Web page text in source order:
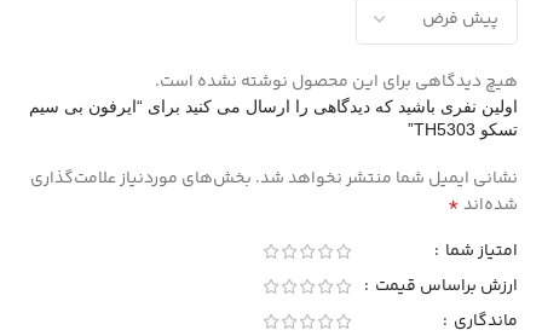
هیچ دیدگاهی برای این محصول نوشته نشده است.
اولین نفری باشید که دیدگاهی را ارسال می کنید برای “ایرفون بی سیم
تسکو TH5303”
نشانی ایمیل شما منتشر نخواهد شد. بخش‌های موردنیاز علامت‌گذاری
شده‌اند*
امتیاز شما
ارزش براساس قیمت
ماندگاری